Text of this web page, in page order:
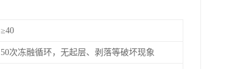
≥40
50次冻融循环，无起层、剥落等破坏现象